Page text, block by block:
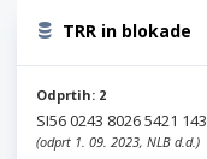
TRR in blokade
Odprtih: 2
SI56 0243 8026 5421 143
(odprt 1. 09. 2023, NLB d.d.)